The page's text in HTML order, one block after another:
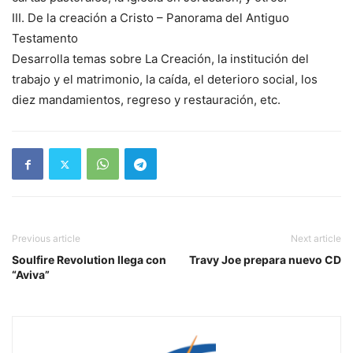
III. De la creación a Cristo – Panorama del Antiguo
Testamento
Desarrolla temas sobre La Creación, la institución del
trabajo y el matrimonio, la caída, el deterioro social, los
diez mandamientos, regreso y restauración, etc.
Previous article
Soulfire Revolution llega con
“Aviva”
Next article
Travy Joe prepara nuevo CD